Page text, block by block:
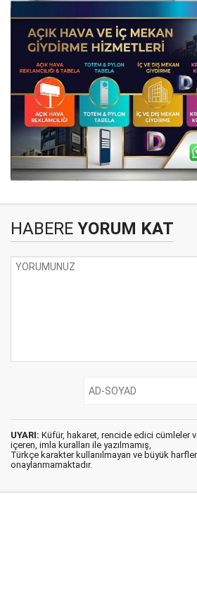
HABERE YORUM KAT
UYARI: Küfür, hakaret, rencide edici cümleler
içeren, imla kuralları ile yazılmamış,
Türkçe karakter kullanılmayan ve büyük
onaylanmamaktadır.